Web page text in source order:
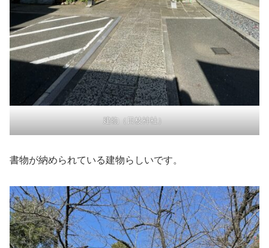
建物（日枝神社）
書物が納められている建物らしいです。